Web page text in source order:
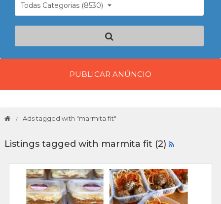
Todas Categorias (8530)
PUBLICAR ANÚNCIO
Ads tagged with "marmita fit"
Listings tagged with marmita fit (2)